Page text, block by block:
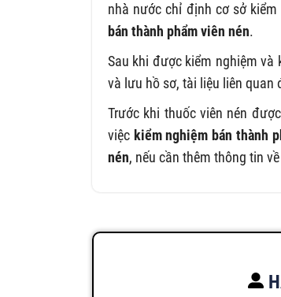
nhà nước chỉ định cơ sở
bán thành phẩm viên nén.
Sau khi được kiểm nghiệm
và lưu hồ sơ, tài liệu liên quan
Trước khi thuốc viên nén
việc kiểm nghiệm bán thành
nén, nếu cần thêm thông tin